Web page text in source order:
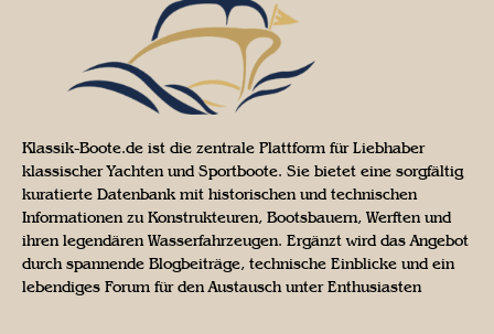
Klassik-Boote.de ist die zentrale Plattform für Liebhaber
klassischer Yachten und Sportboote. Sie bietet eine sorgfältig
kuratierte Datenbank mit historischen und technischen
Informationen zu Konstrukteuren, Bootsbauern, Werften und
ihren legendären Wasserfahrzeugen. Ergänzt wird das Angebot
durch spannende Blogbeiträge, technische Einblicke und ein
lebendiges Forum für den Austausch unter Enthusiasten